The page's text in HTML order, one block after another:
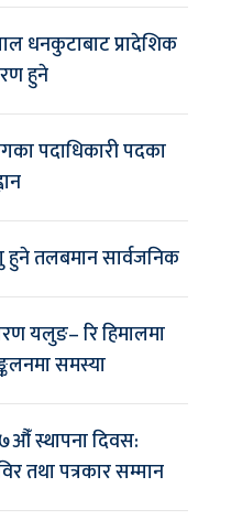
धनकुटाबाट प्रादेशिक
हुने
पदाधिकारी पदका
तलबमान सार्वजनिक
यलुङ– रि हिमालमा
समस्या
स्थापना दिवस:
तथा पत्रकार सम्मान